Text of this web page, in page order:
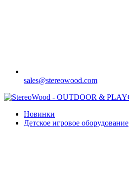
sales@stereowood.com
Новинки
Детское игровое оборудование